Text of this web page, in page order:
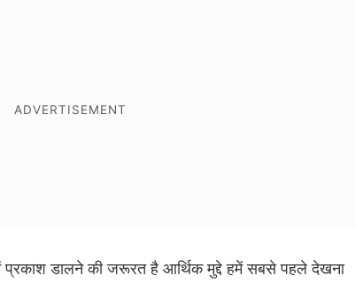
प्रकाश डालने की जरूरत है आर्थिक मुद्दे हमें सबसे पहले देखना